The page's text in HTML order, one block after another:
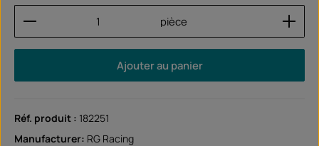
Quantité de produit : Entrez la quantité
pièce
Ajouter au panier
Réf. produit : 182251
Manufacturer: RG Racing